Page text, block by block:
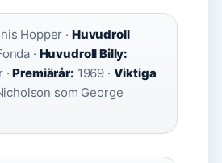
Hopper · Huvudroll
· Huvudroll Billy:
·Premiärår: 1969 · Viktiga
som George